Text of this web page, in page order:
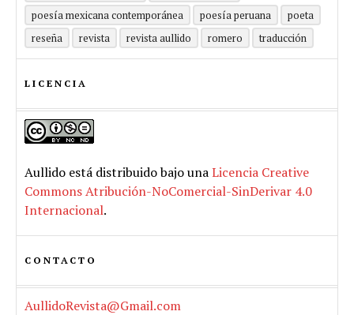
poesía mexicana contemporánea
poesía peruana
poeta
reseña
revista revista aullido romero traducción
LICENCIA
Aullido está distribuido bajo unaLicencia Creative
Commons Atribución-NoComercial-SinDerivar 4.0
Internacional.
CONTACTO
AullidoRevista@Gmail.com